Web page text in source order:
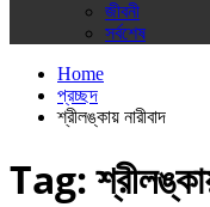
জীবনী
সর্বশেষ
Home
প্রচ্ছদ
শ্রীলঙ্কায় নারীবাদ
Tag: